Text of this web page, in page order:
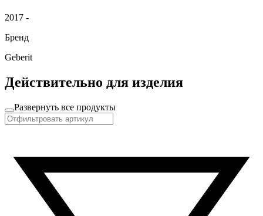
2017 -
Бренд
Geberit
Действительно для изделия
Развернуть все продукты